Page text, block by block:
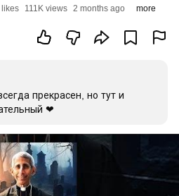
likes 111K views 2 months ago more
прекрасен, но тут и
❤